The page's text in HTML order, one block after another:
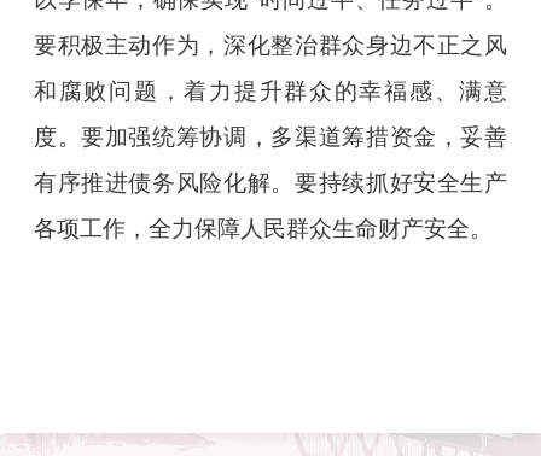
要积极主动作为，深化整治群众身边不正之风
和腐败问题，着力提升群众的幸福感、满意
度。要加强统筹协调，多渠道筹措资金，妥善
有序推进债务风险化解。要持续抓好安全生产
各项工作，全力保障人民群众生命财产安全。